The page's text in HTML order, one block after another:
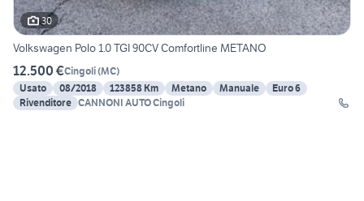
30
Volkswagen Polo 1.0 TGI 90CV Comfortline METANO
12.500 €Cingoli(MC)
Usato
08/2018 123858 Km Metano Manuale
Euro 6
Rivenditore CANNONI AUTO Cingoli